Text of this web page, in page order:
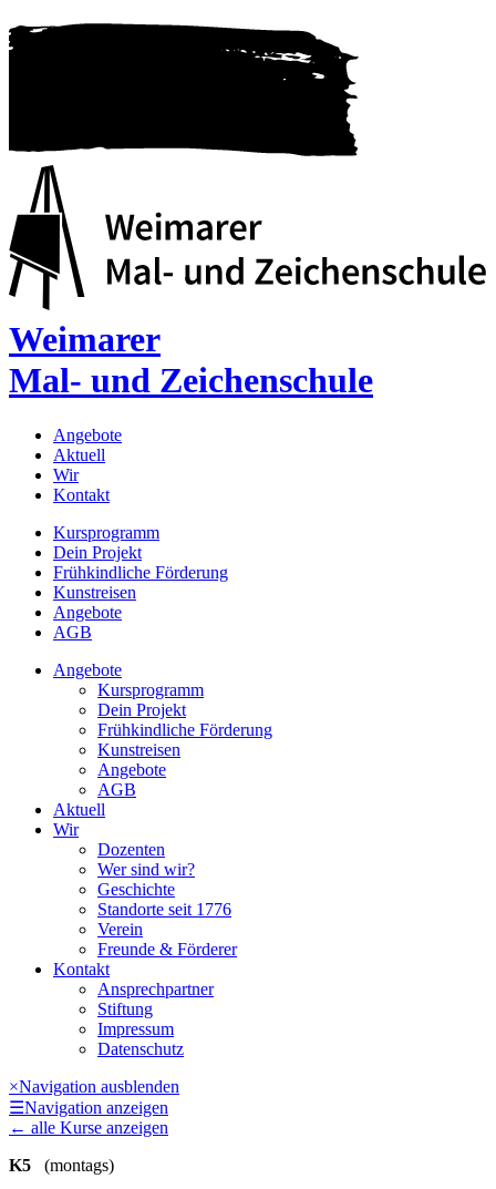
Weimarer
Mal- und Zeichenschule
Angebote
Aktuell
Wir
Kontakt
Kursprogramm
Dein Projekt
Frühkindliche Förderung
Kunstreisen
Angebote
AGB
Angebote
Kursprogramm
Dein Projekt
Frühkindliche Förderung
Kunstreisen
Angebote
AGB
Aktuell
Wir
Dozenten
Wer sind wir?
Geschichte
Standorte seit 1776
Verein
Freunde & Förderer
Kontakt
Ansprechpartner
Stiftung
Impressum
Datenschutz
×Navigation ausblenden
☰Navigation anzeigen
← alle Kurse anzeigen
K5
(montags)